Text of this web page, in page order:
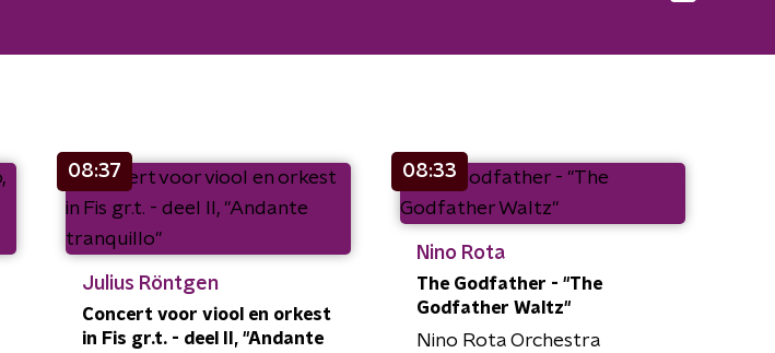
08:37
Julius Röntgen
Concert voor viool en orkest
in Fis gr.t. - deel II, "Andante
08:33
Nino Rota
The Godfather - "The
Godfather Waltz"
Nino Rota Orchestra